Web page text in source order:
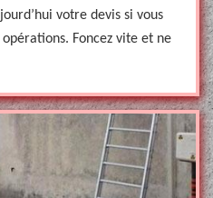
votre devis si vous
Foncez vite et ne